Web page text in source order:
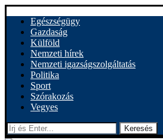
Egészségügy
Gazdaság
Külföld
Nemzeti hírek
Nemzeti igazságszolgáltatás
Politika
Sport
Szórakozás
Vegyes
Keresés